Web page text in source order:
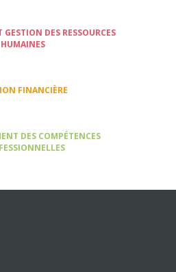
DES RESSOURCES
HUMAINES
FINANCIÈRE
DES COMPÉTENCES